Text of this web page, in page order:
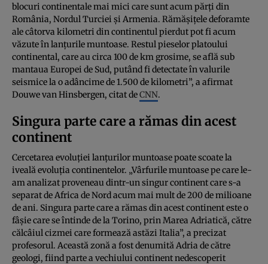
blocuri continentale mai mici care sunt acum părţi din
România, Nordul Turciei şi Armenia. Rămăşiţele deforamte
ale câtorva kilometri din continentul pierdut pot fi acum
văzute în lanţurile muntoase. Restul pieselor platoului
continental, care au circa 100 de km grosime, se află sub
mantaua Europei de Sud, putând fi detectate în valurile
seismice la o adâncime de 1.500 de kilometri”, a afirmat
Douwe van Hinsbergen, citat deCNN.
Singura parte care a rămas din acest
continent
Cercetarea evoluţiei lanţurilor muntoase poate scoate la
iveală evoluţia continentelor. „Vârfurile muntoase pe care le-
am analizat proveneau dintr-un singur continent care s-a
separat de Africa de Nord acum mai mult de 200 de milioane
de ani. Singura parte care a rămas din acest continent este o
fâşie care se întinde de la Torino, prin Marea Adriatică, către
călcâiul cizmei care formează astăzi Italia”, a precizat
profesorul. Această zonă a fost denumită Adria de către
geologi, fiind parte a vechiului continent nedescoperit